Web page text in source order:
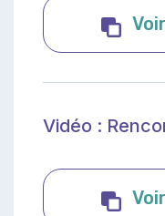
Voir
Vidéo :
Voir